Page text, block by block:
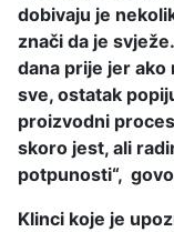
dobivaju je
znači da je
dana prije jer ako
sve, ostatak
proizvodni
skoro jest, ali
potpunosti“,
Klinci koje je